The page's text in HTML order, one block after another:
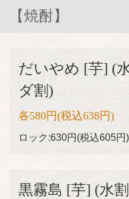
【焼酎】
だいやめ [芋] (
ダ割)
各580円(税込638円)
ロック:630円(税込605円)
黒霧島 [芋] (水
ドリンク | 釧路港町酒場
https://
お店情